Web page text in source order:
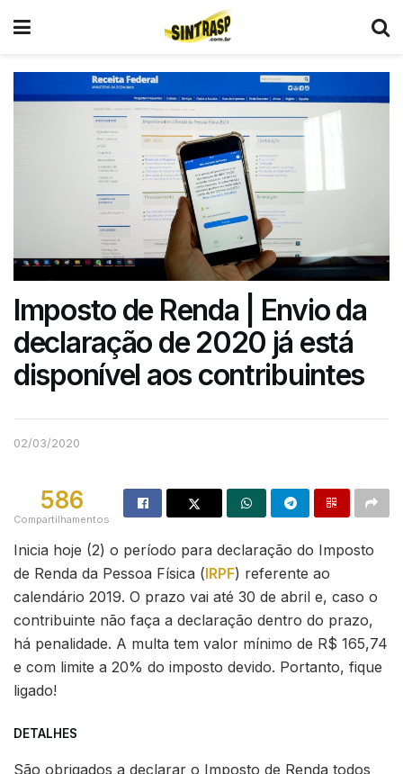
Imposto de Renda | Envio da
declaração de 2020 já está
disponível aos contribuintes
02/03/2020
586
Compartilhamentos
Inicia hoje (2) o período para declaração do Imposto
de Renda da Pessoa Física (IRPF) referente ao
calendário 2019. O prazo vai até 30 de abril e, caso o
contribuinte não faça a declaração dentro do prazo,
há penalidade. A multa tem valor mínimo de R$ 165,74
e com limite a 20% do imposto devido. Portanto, fique
ligado!
DETALHES
São obrigados a declarar o Imposto de Renda todos